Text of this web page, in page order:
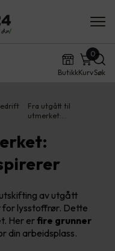
ButikkKurv
0
Søk
Fra utgått til
utmerket:…
av utgått
for lysstoffrør. Dette
Her erfire grunner
din arbeidsplass.